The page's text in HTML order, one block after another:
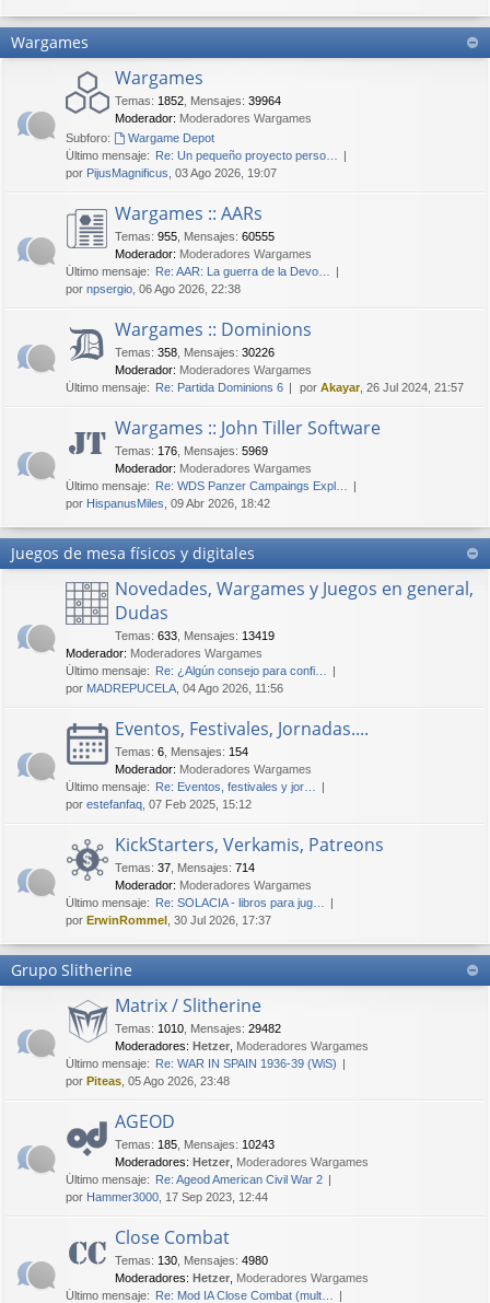
Wargames
Wargames
Temas: 1852 Mensajes: 39964
Moderador: Moderadores Wargames
Subforo:
Wargame Depot
Último mensaje: Re: Un pequeño proyecto perso…
por PijusMagnificus , 03 Ago 2026, 19:07
Wargames :: AARs
Temas: 955 Mensajes: 60555
Moderador: Moderadores Wargames
Último mensaje: Re: AAR: La guerra de la Devo…
por npsergio , 06 Ago 2026, 22:38
Wargames :: Dominions
Temas: 358 Mensajes: 30226
Moderador: Moderadores Wargames
Último mensaje: Re: Partida Dominions 6 por Akayar, 26 Jul 2024, 21:57
Wargames :: John Tiller Software
Temas: 176 Mensajes: 5969
Moderador: Moderadores Wargames
Último mensaje: Re: WDS Panzer Campaings Expl…
por HispanusMiles , 09 Abr 2026, 18:42
Juegos de mesa físicos y digitales
Novedades, Wargames y Juegos en general,
Dudas
Temas: 633 Mensajes: 13419
Moderador: Moderadores Wargames
Último mensaje: Re: ¿Algún consejo para confi…
por MADREPUCELA , 04 Ago 2026, 11:56
Eventos, Festivales, Jornadas....
Temas: 6 Mensajes: 154
Moderador: Moderadores Wargames
Último mensaje: Re: Eventos, festivales y jor…
por estefanfaq , 07 Feb 2025, 15:12
KickStarters, Verkamis, Patreons
Temas: 37 Mensajes: 714
Moderador: Moderadores Wargames
Último mensaje: Re: SOLACIA - libros para jug…
por ErwinRommel , 30 Jul 2026, 17:37
Grupo Slitherine
Matrix / Slitherine
Temas: 1010 Mensajes: 29482
Moderadores: Hetzer Moderadores Wargames
Último mensaje: Re: WAR IN SPAIN 1936-39 (WiS)
por Piteas , 05 Ago 2026, 23:48
AGEOD
Temas: 185 Mensajes: 10243
Moderadores: Hetzer Moderadores Wargames
Último mensaje: Re: Ageod American Civil War 2
por Hammer3000 , 17 Sep 2023, 12:44
Close Combat
Temas: 130 Mensajes: 4980
Moderadores: Hetzer Moderadores Wargames
Último mensaje: Re: Mod IA Close Combat (mult…